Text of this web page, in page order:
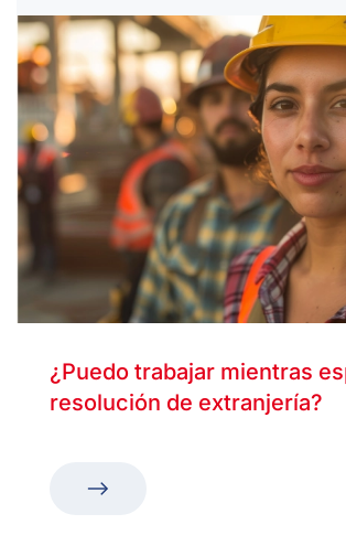
¿Puedo trabajar mientras
resolución de extranjería?